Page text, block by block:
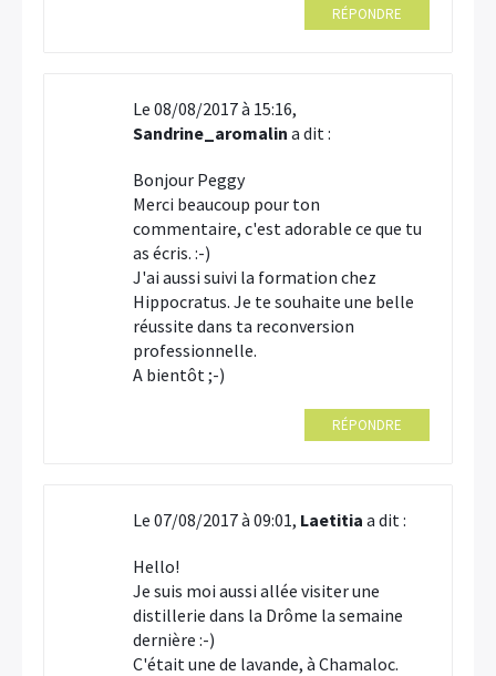
RÉPONDRE
Le 08/08/2017 à 15:16,
Sandrine_aromalin a dit :
Bonjour Peggy
Merci beaucoup pour ton
commentaire, c'est adorable ce que tu
as écris. :-)
J'ai aussi suivi la formation chez
Hippocratus. Je te souhaite une belle
réussite dans ta reconversion
professionnelle.
A bientôt ;-)
RÉPONDRE
Le 07/08/2017 à 09:01, Laetitia a dit :
Hello!
Je suis moi aussi allée visiter une
distillerie dans la Drôme la semaine
dernière :-)
C'était une de lavande, à Chamaloc.